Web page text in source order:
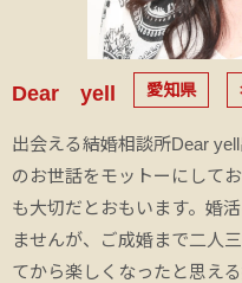
Dear yell 愛知県
出会える結婚相談所Dear
のお世話をモットーにして
も大切だとおもいます。婚
ませんが、ご成婚まで二人
てから楽しくなったと思え